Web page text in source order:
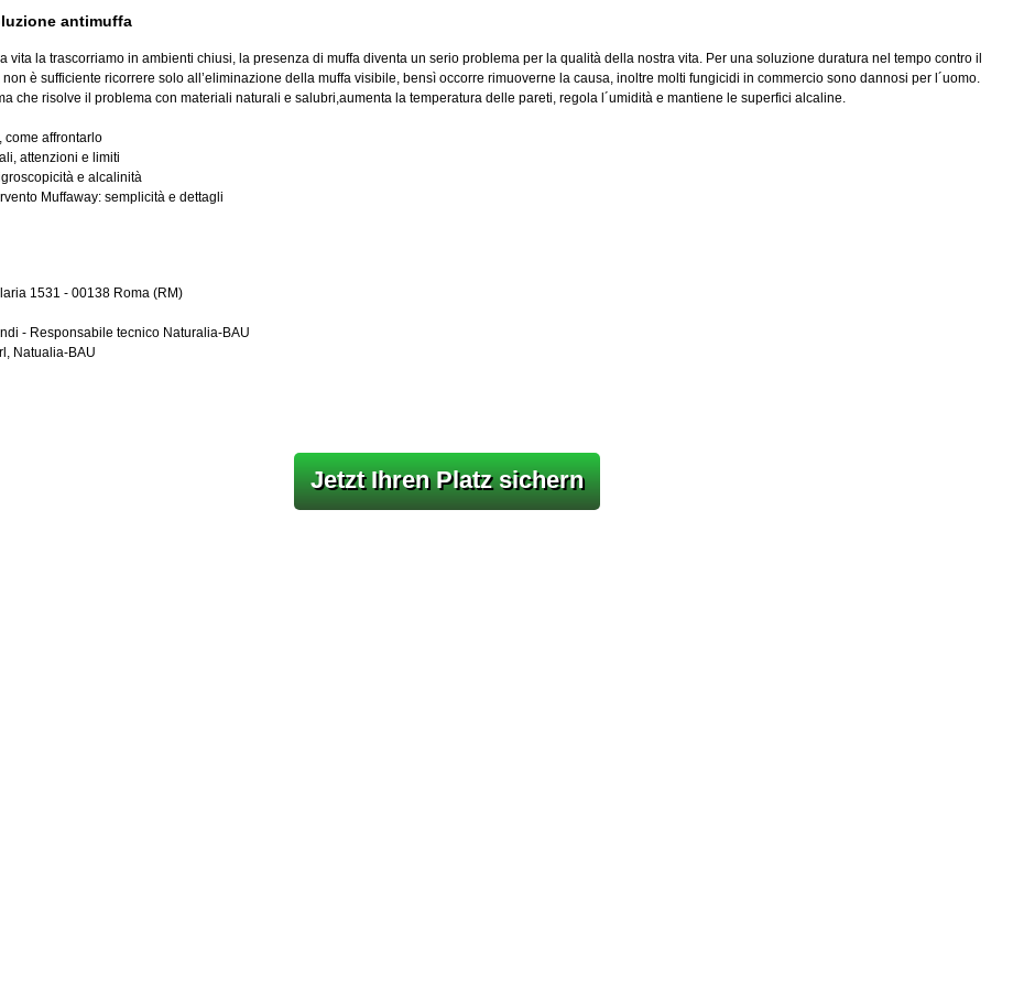
antimuffa
vita la trascorriamo in ambienti chiusi, la presenza di muffa diventa un serio problema per la qualità della nostra vita. Per una soluzione duratura nel tempo contro il
è sufficiente ricorrere solo all’eliminazione della muffa visibile, bensì occorre rimuoverne la causa, inoltre molti fungicidi in commercio sono dannosi per l´uomo.
che risolve il problema con materiali naturali e salubri,aumenta la temperatura delle pareti, regola l´umidità e mantiene le superfici alcaline.
come affrontarlo
attenzioni e limiti
e alcalinità
Muffaway: semplicità e dettagli
1531 - 00138 Roma (RM)
- Responsabile tecnico Naturalia-BAU
Natualia-BAU
Jetzt Ihren Platz sichern